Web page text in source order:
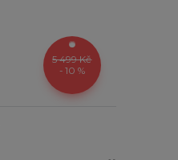
5 499 Kč
- 10 %